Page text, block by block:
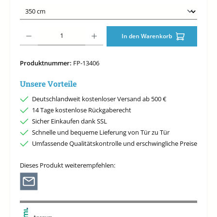
In den Warenkorb
Produktnummer: FP-13406
Unsere Vorteile
Deutschlandweit kostenloser Versand ab 500 €
14 Tage kostenlose Rückgaberecht
Sicher Einkaufen dank SSL
Schnelle und bequeme Lieferung von Tür zu Tür
Umfassende Qualitätskontrolle und erschwingliche Preise
Dieses Produkt weiterempfehlen: